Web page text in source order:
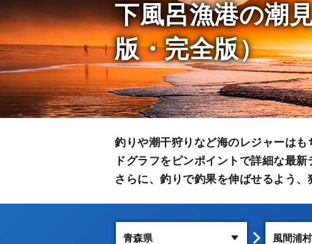
下風呂漁港の潮
版・完全版）
釣りや潮干狩りなど海のレジャーは
ドグラフをピンポイントで詳細な最
さらに、釣りで釣果を伸ばせるよう